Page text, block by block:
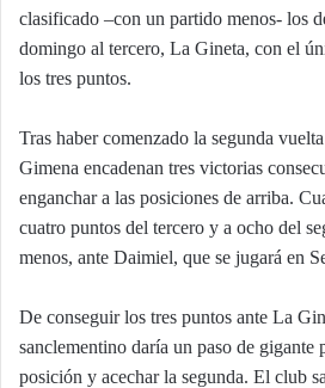
clasificado –con un partido menos- los
domingo al tercero, La Gineta, con el
los tres puntos.
Tras haber comenzado la segunda
Gimena encadenan tres victorias
enganchar a las posiciones de arriba.
cuatro puntos del tercero y a ocho del
menos, ante Daimiel, que se jugará en
De conseguir los tres puntos ante La
sanclementino daría un paso de gigante
posición y acechar la segunda. El club